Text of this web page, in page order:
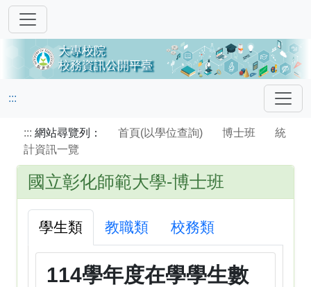
:::
::: 網站尋覽列： 首頁(以學位查詢) 博士班
統
計資訊一覽
國立彰化師範大學-博士班
學生類 教職類 校務類
114學年度在學學生數